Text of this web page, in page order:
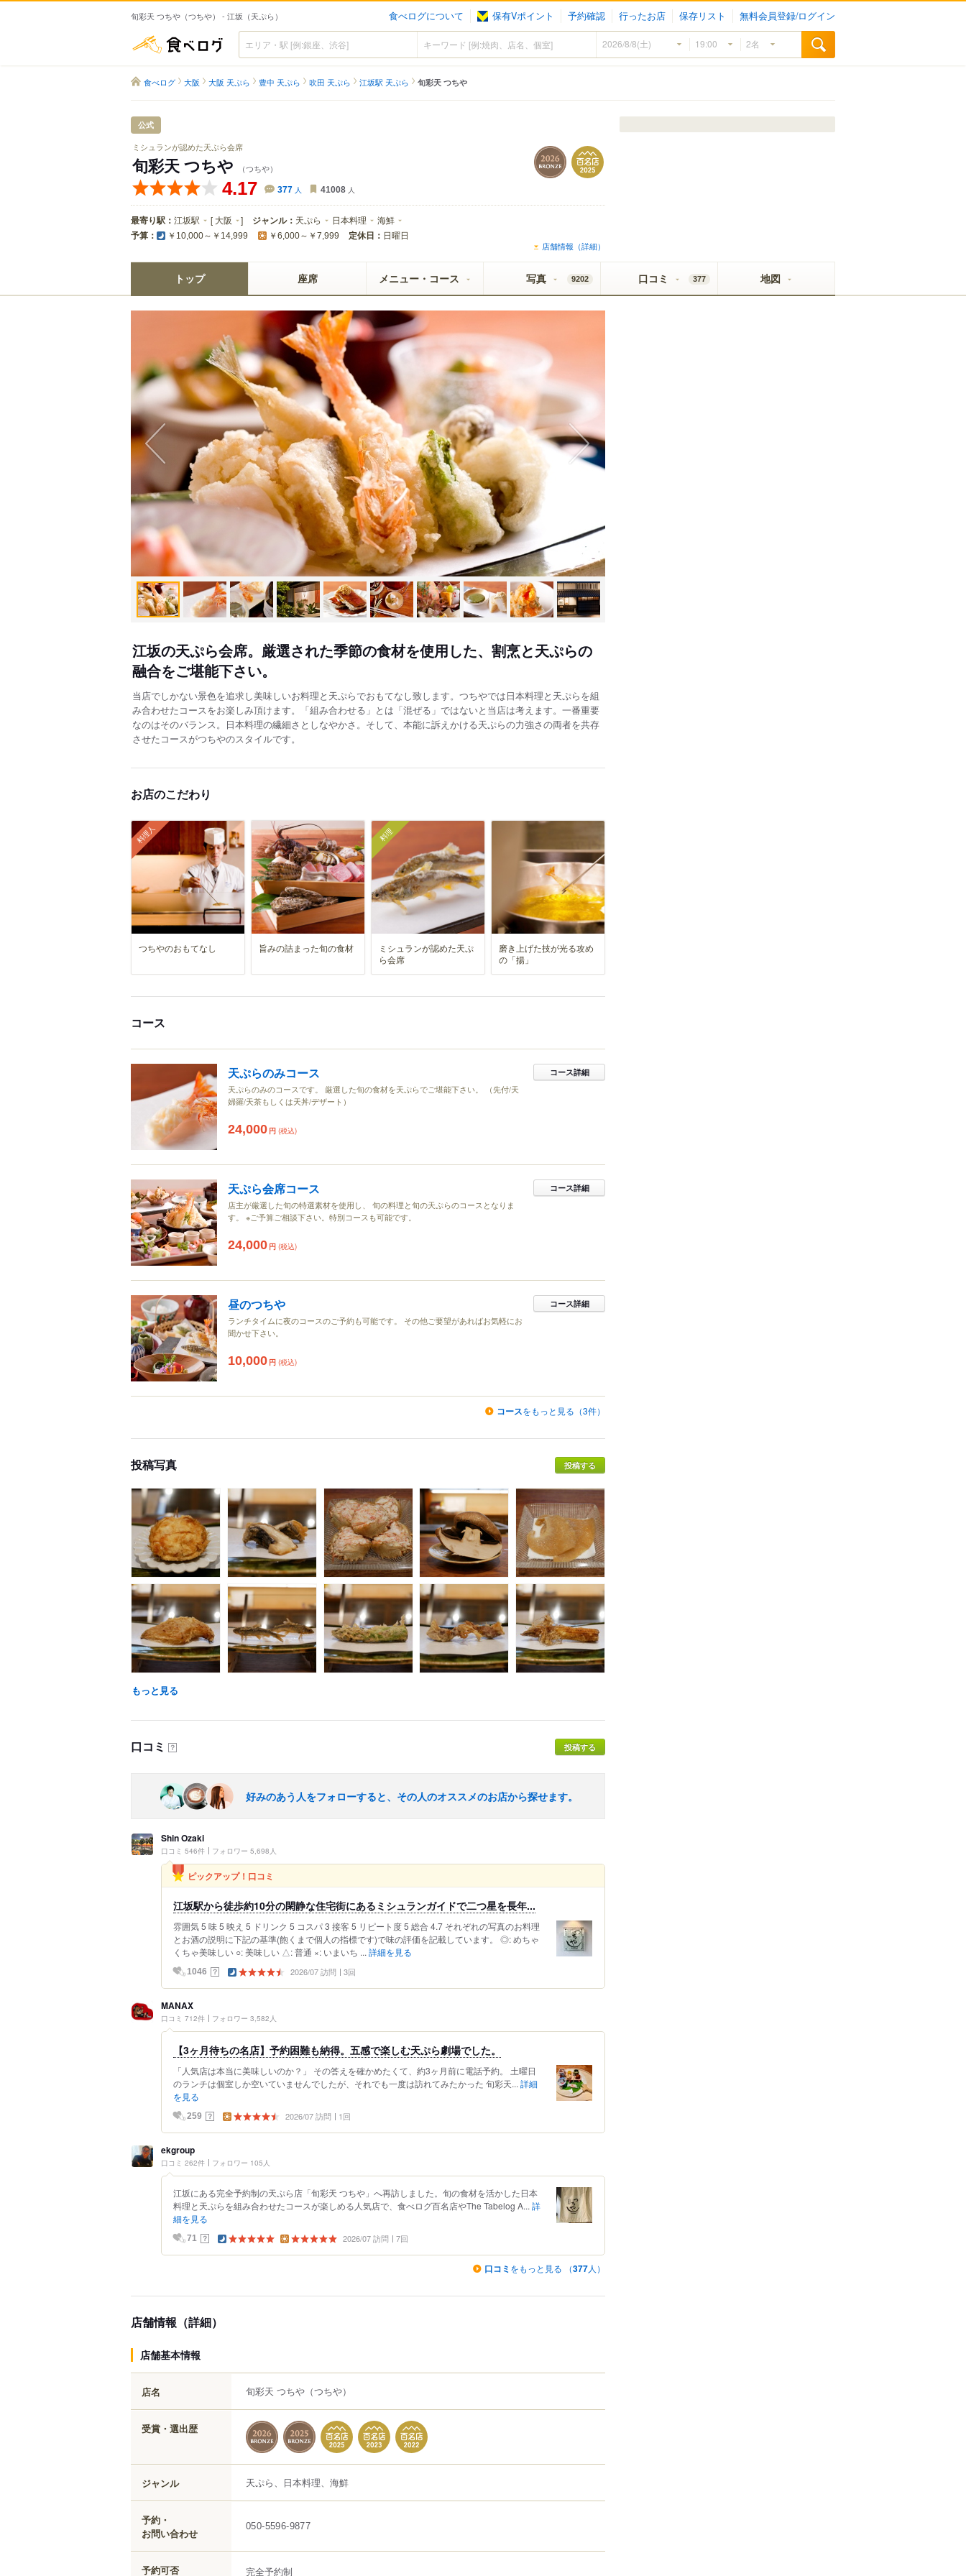
旬彩天 つちや（つちや） - 江坂（天ぷら） 食べログについて 保有Vポイント 予約確認 行ったお店 保存リスト 無料会員登録/ログイン
食べログ
食べログ 大阪 大阪 天ぷら 豊中 天ぷら 吹田 天ぷら 江坂駅 天ぷら 旬彩天 つちや
公式
ミシュランが認めた天ぷら会席
旬彩天 つちや （つちや）
4.17 377 人 41008 人
最寄り駅： 江坂駅 [ 大阪 ] ジャンル： 天ぷら 日本料理 海鮮
予算： ￥10,000～￥14,999 ￥6,000～￥7,999 定休日： 日曜日
店舗情報（詳細）
トップ 座席 メニュー・コース 写真 9202 口コミ 377 地図
江坂の天ぷら会席。厳選された季節の食材を使用した、割烹と天ぷらの
融合をご堪能下さい。
当店でしかない景色を追求し美味しいお料理と天ぷらでおもてなし致します。つちやでは日本料理と天ぷらを組
み合わせたコースをお楽しみ頂けます。「組み合わせる」とは「混ぜる」ではないと当店は考えます。一番重要
なのはそのバランス。日本料理の繊細さとしなやかさ。そして、本能に訴えかける天ぷらの力強さの両者を共存
させたコースがつちやのスタイルです。
お店のこだわり
料理人
つちやのおもてなし 旨みの詰まった旬の食材
料理
ミシュランが認めた天ぷ
ら会席
磨き上げた技が光る攻め
の「揚」
コース
天ぷらのみコース
天ぷらのみのコースです。 厳選した旬の食材を天ぷらでご堪能下さい。 （先付/天
婦羅/天茶もしくは天丼/デザート）
コース詳細
24,000 円 (税込)
天ぷら会席コース
店主が厳選した旬の特選素材を使用し、 旬の料理と旬の天ぷらのコースとなりま
す。 ※ご予算ご相談下さい。特別コースも可能です。
コース詳細
24,000 円 (税込)
昼のつちや
ランチタイムに夜のコースのご予約も可能です。 その他ご要望があればお気軽にお
聞かせ下さい。
コース詳細
10,000 円 (税込)
コースをもっと見る（3件）
投稿写真 投稿する
もっと見る
口コミ ？ 投稿する
好みのあう人をフォローすると、その人のオススメのお店から探せます。
Shin Ozaki
口コミ 546件 フォロワー 5,698人
ピックアップ！口コミ
江坂駅から徒歩約10分の閑静な住宅街にあるミシュランガイドで二つ星を長年...
雰囲気 5 味 5 映え 5 ドリンク 5 コスパ 3 接客 5 リピート度 5 総合 4.7 それぞれの写真のお料理
とお酒の説明に下記の基準(飽くまで個人の指標です)で味の評価を記載しています。 ◎: めちゃ
くちゃ美味しい ○: 美味しい △: 普通 ×: いまいち ... 詳細を見る
1046 ？ 2026/07 訪問 3回
MANAX
口コミ 712件 フォロワー 3,582人
【3ヶ月待ちの名店】予約困難も納得。五感で楽しむ天ぷら劇場でした。
「人気店は本当に美味しいのか？」 その答えを確かめたくて、約3ヶ月前に電話予約。 土曜日
のランチは個室しか空いていませんでしたが、それでも一度は訪れてみたかった 旬彩天... 詳細
を見る
259 ？ 2026/07 訪問 1回
ekgroup
口コミ 262件 フォロワー 105人
江坂にある完全予約制の天ぷら店「旬彩天 つちや」へ再訪しました。旬の食材を活かした日本
料理と天ぷらを組み合わせたコースが楽しめる人気店で、食べログ百名店やThe Tabelog A... 詳
細を見る
71 ？ 2026/07 訪問 7回
口コミ をもっと見る （377人）
店舗情報（詳細）
店舗基本情報
店名 旬彩天 つちや （つちや）
受賞・選出歴
ジャンル 天ぷら、日本料理、海鮮
予約・
お問い合わせ
050-5596-9877
予約可否 完全予約制